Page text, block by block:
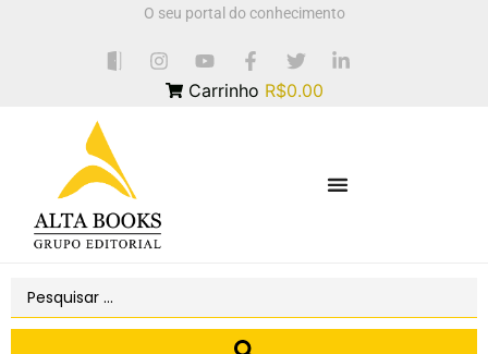
O seu portal do conhecimento
Carrinho R$0.00